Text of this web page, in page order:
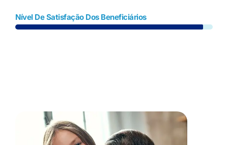
Nível De Satisfação Dos Beneficiários